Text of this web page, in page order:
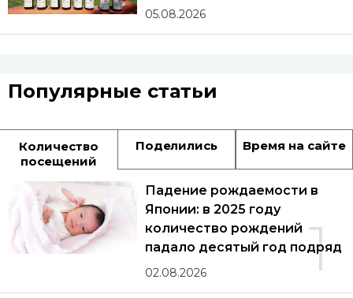
05.08.2026
Популярные статьи
Количество
посещений
Поделились Время на сайте
1
Падение рождаемости в
Японии: в 2025 году
количество рождений
падало десятый год подряд
02.08.2026